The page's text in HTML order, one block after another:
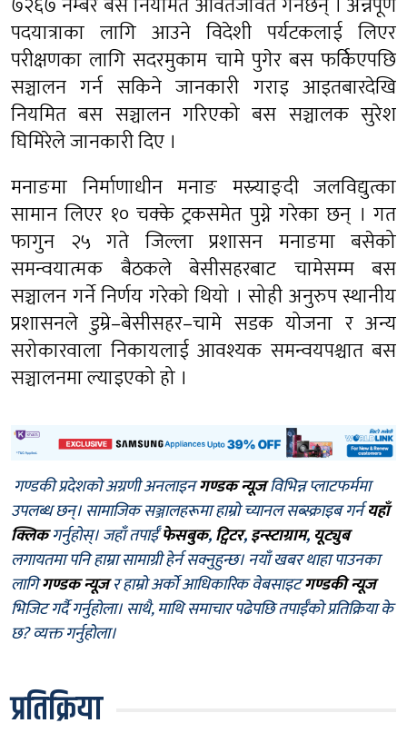
पदयात्राका लागि आउने विदेशी पर्यटकलाई लिएर
परीक्षणका लागि सदरमुकाम चामे पुगेर बस फर्किएपछि
सञ्चालन गर्न सकिने जानकारी गराइ आइतबारदेखि
नियमित बस सञ्चालन गरिएको बस सञ्चालक सुरेश
घिमिरेले जानकारी दिए ।
मनाङमा निर्माणाधीन मनाङ मस्र्याङ्दी जलविद्युत्का
सामान लिएर १० चक्के ट्रकसमेत पुग्ने गरेका छन् । गत
फागुन २५ गते जिल्ला प्रशासन मनाङमा बसेको
समन्वयात्मक बैठकले बेसीसहरबाट चामेसम्म बस
सञ्चालन गर्ने निर्णय गरेको थियो । सोही अनुरुप स्थानीय
प्रशासनले डुम्रे–बेसीसहर–चामे सडक योजना र अन्य
सरोकारवाला निकायलाई आवश्यक समन्वयपश्चात बस
सञ्चालनमा ल्याइएको हो ।
गण्डकी प्रदेशको अग्रणी अनलाइनगण्डक न्यूजविभिन्न प्लाटफर्ममा
उपलब्ध छन्। सामाजिक सञ्जालहरूमा हाम्रो च्यानल सब्स्क्राइब गर्नयहाँ
क्लिकगर्नुहोस्। जहाँ तपाईँफेसबुक,ट्विटर,इन्स्टाग्राम, यूट्युब
लगायतमा पनि हाम्रा सामाग्री हेर्न सक्नुहुन्छ। नयाँ खबर थाहा पाउनका
लागिगण्डक न्यूजर हाम्रो अर्को आधिकारिक वेबसाइटगण्डकी न्यूज
भिजिट गर्दै गर्नुहोला। साथै, माथि समाचार पढेपछि तपाईँको प्रतिक्रिया के
छ? व्यक्त गर्नुहोला।
प्रतिक्रिया